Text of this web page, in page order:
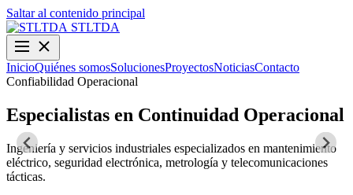
Saltar al contenido principal
STLTDA
InicioQuiénes somosSolucionesProyectosNoticiasContacto
Confiabilidad Operacional
Especialistas en Continuidad Operacional
Ingeniería y servicios industriales especializados en mantenimiento
eléctrico, seguridad electrónica, metrología y telecomunicaciones
tácticas.